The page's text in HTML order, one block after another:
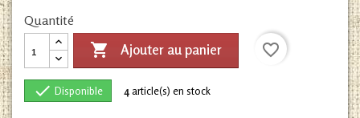
Quantité
 Ajouter au panier favorite_border
 Disponible 4article(s) en stock